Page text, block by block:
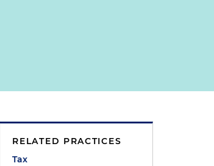
RELATED PRACTICES
Tax